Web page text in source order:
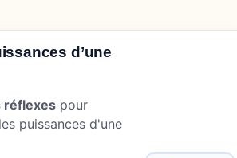
d’une
réflexes pour
puissances d'une